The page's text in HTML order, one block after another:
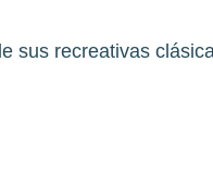
sus recreativas